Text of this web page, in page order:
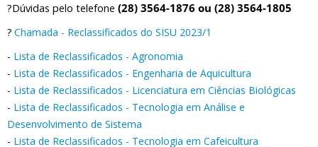
?Dúvidas pelo telefone (28) 3564-1876 ou (28) 3564-1805
? Chamada - Reclassificados do SISU 2023/1
- Lista de Reclassificados - Agronomia
- Lista de Reclassificados - Engenharia de Aquicultura
- Lista de Reclassificados - Licenciatura em Ciências Biológicas
- Lista de Reclassificados - Tecnologia em Análise e
Desenvolvimento de Sistema
- Lista de Reclassificados - Tecnologia em Cafeicultura